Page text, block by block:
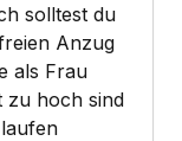
solltest du
Anzug
als Frau
zu hoch sind